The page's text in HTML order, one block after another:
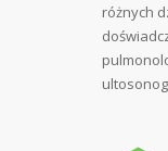
różnych